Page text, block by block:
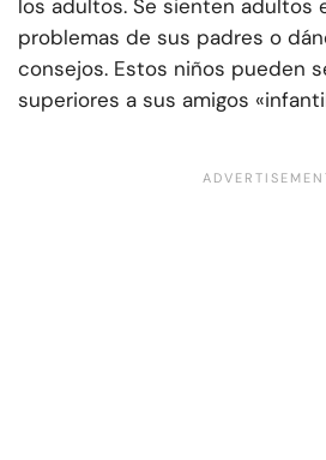
los adultos. Se sienten adultos
problemas de sus padres o
consejos. Estos niños pueden
superiores a sus amigos